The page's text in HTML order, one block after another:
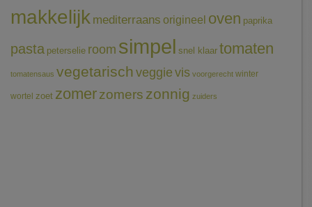
makkelijk mediterraans origineel oven paprika
pasta peterselie room simpel snel klaar tomaten
tomatensaus vegetarischveggie vis voorgerecht winter
wortel zoet zomerzomers zonnig zuiders